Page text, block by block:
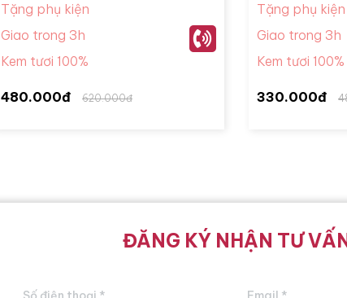
Tặng phụ kiện
Giao trong 3h
Kem tươi 100%
480.000đ 620.000đ
Tặng phụ kiện
Giao trong 3h
Kem tươi 100%
330.000đ
ĐĂNG KÝ NHẬN TƯ